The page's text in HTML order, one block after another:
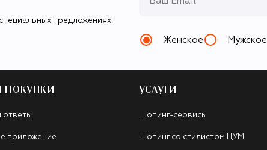
предложениях
Женское Мужское
ПОКУПКИ
ответы
приложение
УСЛУГИ
Шопинг-сервисы
Шопинг со стилистом ЦУМ